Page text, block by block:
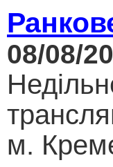
08/08/
м.